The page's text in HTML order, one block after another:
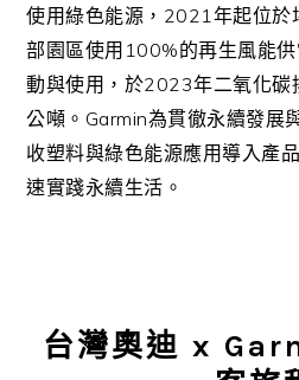
使用綠色能源， 2021 年起位於
部園區使用 100%的再生風能
動與使用，於2023年二氧化碳
公噸。 Garmin為貫徹永續發展
收塑料與綠色能源應用導入產
速實踐永續生活。
台灣奧迪 x